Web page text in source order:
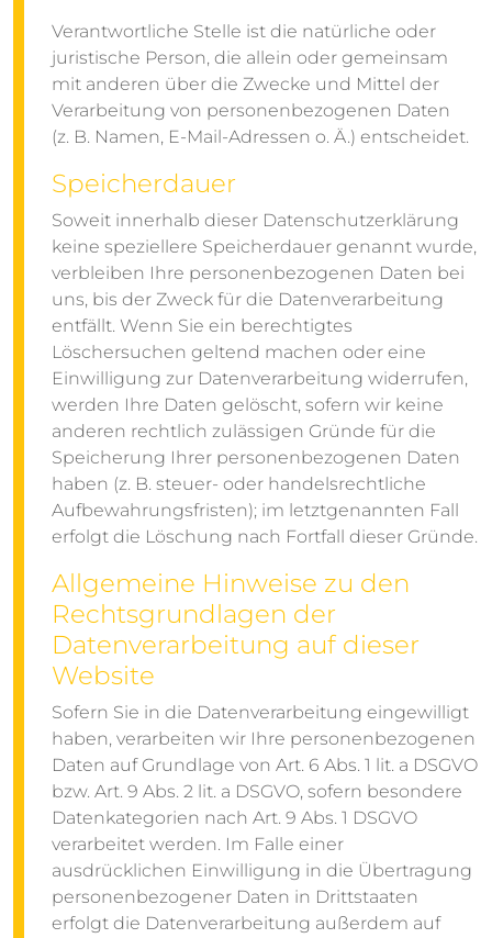
Verantwortliche Stelle ist die natürliche oder
juristische Person, die allein oder gemeinsam
mit anderen über die Zwecke und Mittel der
Verarbeitung von personenbezogenen Daten
(z. B. Namen, E-Mail-Adressen o. Ä.) entscheidet.
Speicherdauer
Soweit innerhalb dieser Datenschutzerklärung
keine speziellere Speicherdauer genannt wurde,
verbleiben Ihre personenbezogenen Daten bei
uns, bis der Zweck für die Datenverarbeitung
entfällt. Wenn Sie ein berechtigtes
Löschersuchen geltend machen oder eine
Einwilligung zur Datenverarbeitung widerrufen,
werden Ihre Daten gelöscht, sofern wir keine
anderen rechtlich zulässigen Gründe für die
Speicherung Ihrer personenbezogenen Daten
haben (z. B. steuer- oder handelsrechtliche
Aufbewahrungsfristen); im letztgenannten Fall
erfolgt die Löschung nach Fortfall dieser Gründe.
Allgemeine Hinweise zu den
Rechtsgrundlagen der
Datenverarbeitung auf dieser
Website
Sofern Sie in die Datenverarbeitung eingewilligt
haben, verarbeiten wir Ihre personenbezogenen
Daten auf Grundlage von Art. 6 Abs. 1 lit. a DSGVO
bzw. Art. 9 Abs. 2 lit. a DSGVO, sofern besondere
Datenkategorien nach Art. 9 Abs. 1 DSGVO
verarbeitet werden. Im Falle einer
ausdrücklichen Einwilligung in die Übertragung
personenbezogener Daten in Drittstaaten
erfolgt die Datenverarbeitung außerdem auf